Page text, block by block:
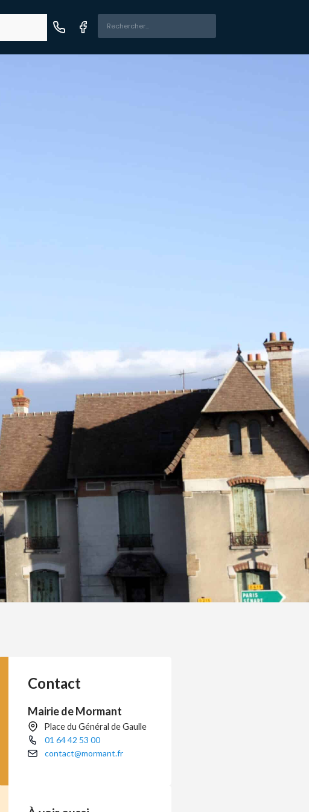
Contact
Mairie de Mormant
Place du Général de Gaulle
01 64 42 53 00
contact@mormant.fr